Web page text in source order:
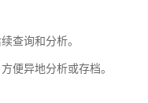
查询和分析。
便异地分析或存档。